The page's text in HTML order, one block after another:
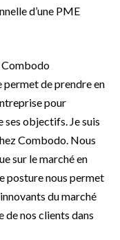
d’une PME
Combodo
permet de prendre en
pour
ses objectifs. Je suis
Combodo. Nous
sur le marché en
posture nous permet
du marché
de nos clients dans